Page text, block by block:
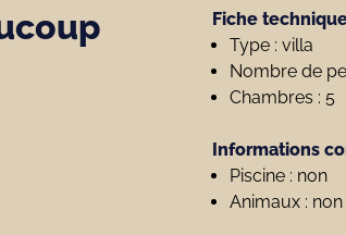
Fiche
Type : villa
Nombre de
Chambres : 5
Informations
Piscine : non
Animaux : non